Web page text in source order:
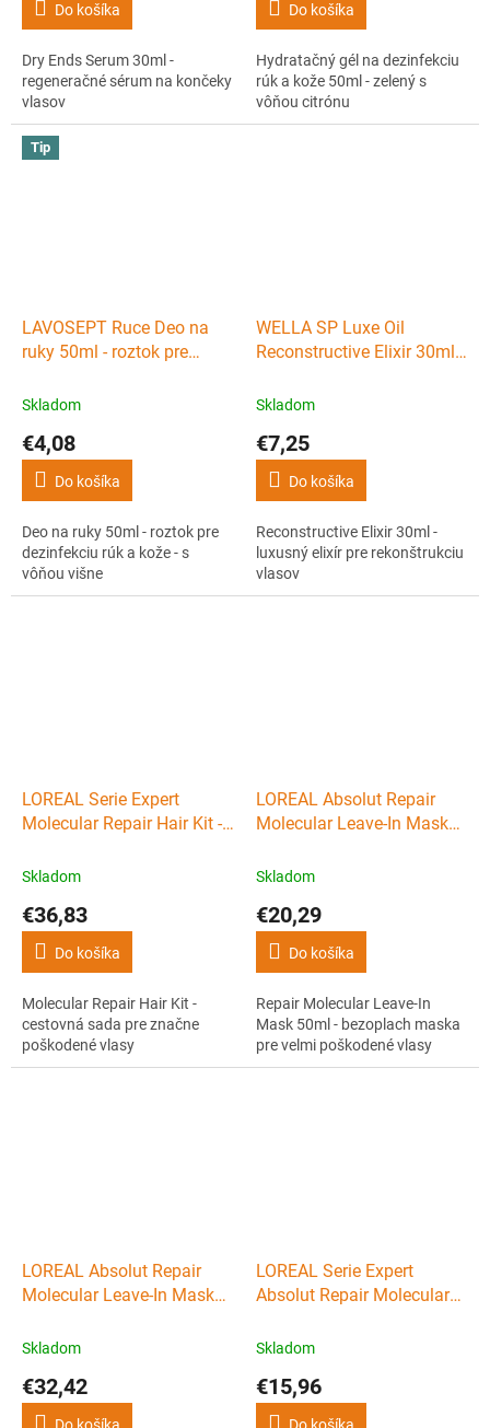
Do košíka
Dry Ends Serum 30ml -
regeneračné sérum na končeky
vlasov
Do košíka
Hydratačný gél na dezinfekciu
rúk a kože 50ml - zelený s
vôňou citrónu
Tip
LAVOSEPT Ruce Deo na
ruky 50ml - roztok pre
vôňou višne
Skladom
€4,08
Do košíka
Deo na ruky 50ml - roztok pre
dezinfekciu rúk a kože - s
vôňou višne
WELLA SP Luxe Oil
Reconstructive Elixir 30ml -
rekonštrukciu vlasov
Skladom
€7,25
Do košíka
Reconstructive Elixir 30ml -
luxusný elixír pre rekonštrukciu
vlasov
LOREAL Serie Expert
Molecular Repair Hair Kit -
poškodené vlasy
Skladom
€36,83
Do košíka
Molecular Repair Hair Kit -
cestovná sada pre značne
poškodené vlasy
LOREAL Absolut Repair
Molecular Leave-In Mask
pre velmi poškodené vlasy
Skladom
€20,29
Do košíka
Repair Molecular Leave-In
Mask 50ml - bezoplach maska
pre velmi poškodené vlasy
LOREAL Absolut Repair
Molecular Leave-In Mask
pre velmi poškodené vlasy
Skladom
€32,42
Do košíka
LOREAL Serie Expert
Absolut Repair Molecular
značne poškodené vlasy
Skladom
€15,96
Do košíka